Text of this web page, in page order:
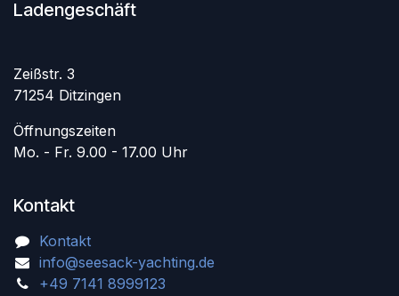
Ladengeschäft
Zeißstr. 3
71254 Ditzingen
Öffnungszeiten
Mo. - Fr. 9.00 - 17.00 Uhr
Kontakt
Kontakt
info@seesack-yachting.de
+49 7141 8999123